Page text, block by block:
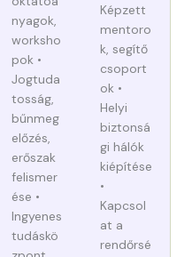
nyagok,
worksho
pok •
Jogtuda
tosság,
bűnmeg
előzés,
erőszak
felismer
ése •
Ingyenes
tudáskö
Képzett
mentoro
k, segítő
csoport
ok •
Helyi
biztonsá
gi hálók
kiépítése
•
Kapcsol
at a
rendőrsé